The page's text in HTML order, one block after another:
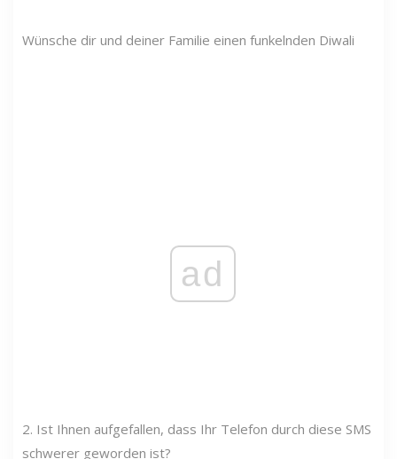
Wünsche dir und deiner Familie einen funkelnden Diwali
ad
2. Ist Ihnen aufgefallen, dass Ihr Telefon durch diese SMS
schwerer geworden ist?